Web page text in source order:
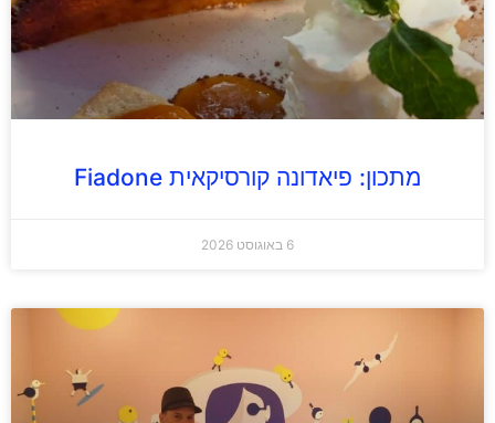
מתכון: פיאדונה קורסיקאית Fiadone
6 באוגוסט 2026